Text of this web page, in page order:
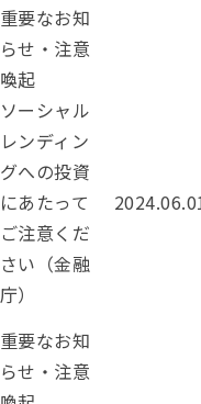
カテゴリー：
重要なお知
らせ・注意
喚起
ソーシャル
レンディン
グへの投資
にあたって
ご注意くだ
さい（金融
庁）
投稿日：
カテゴリー：
重要なお知
らせ・注意